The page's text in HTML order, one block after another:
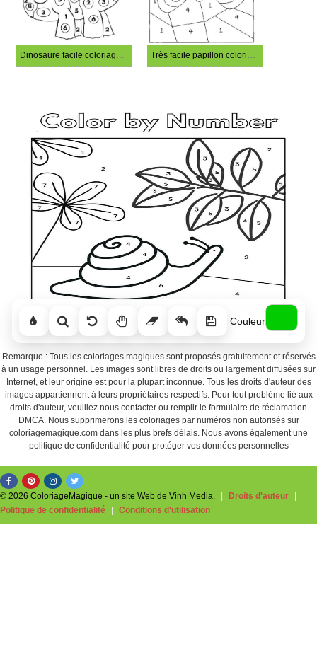
Dinosaure facile coloriage magique Très facile papillon coloriage magique
Couleur
Remarque : Tous les coloriages magiques sont proposés gratuitement et réservés
à un usage personnel. Les images sont libres de droits ou largement diffusées sur
Internet, et leur origine est pour la plupart inconnue. Tous les droits d'auteur des
images appartiennent à leurs propriétaires respectifs. Pour tout problème lié aux
droits d'auteur, veuillez nous contacter ou remplir le formulaire de réclamation
DMCA. Nous supprimerons les coloriages par numéros non autorisés sur
coloriagemagique.com dans les plus brefs délais. Nous avons également une
politique de confidentialité pour protéger vos données personnelles
© 2026 ColoriageMagique - un site Web de Vinh Media. Droits d'auteur
Politique de confidentialité
Conditions d'utilisation